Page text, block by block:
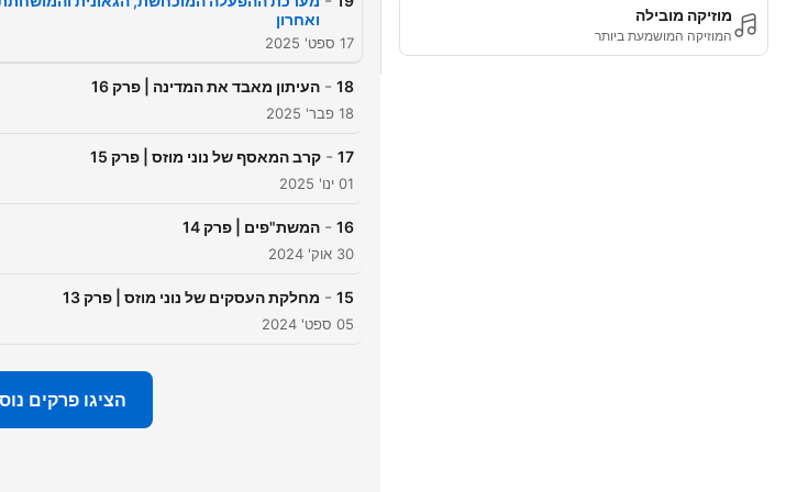
מוזיקה מובילה
המוזיקה המושמעת ביותר
ואחרון
17 ספט' 2025
18
- העיתון מאבד את המדינה | פרק 16
18 פבר' 2025
17
- קרב המאסף של נוני מוזס | פרק 15
01 ינו' 2025
16
- המשת"פים | פרק 14
30 אוק' 2024
15
- מחלקת העסקים של נוני מוזס | פרק 13
05 ספט' 2024
הציגו פרקים